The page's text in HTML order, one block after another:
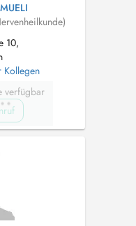
10,
Kollegen
verfügbar